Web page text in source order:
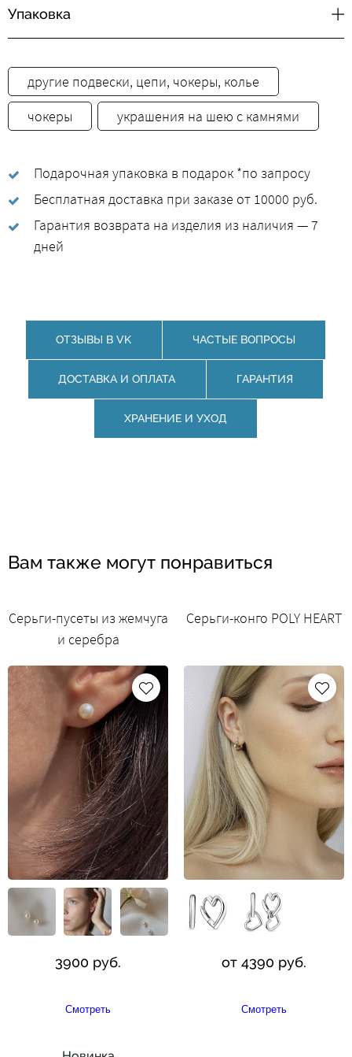
Упаковка
другие подвески, цепи, чокеры, колье
чокеры
украшения на шею с камнями
Подарочная упаковка в подарок *по запросу
Бесплатная доставка при заказе от 10000 руб.
Гарантия возврата на изделия из наличия — 7
дней
ОТЗЫВЫ В VK ЧАСТЫЕ ВОПРОСЫ
ДОСТАВКА И ОПЛАТА ГАРАНТИЯ
ХРАНЕНИЕ И УХОД
Вам также могут понравиться
Серьги-пусеты из жемчуга
и серебра
3900 руб.
Смотреть
Серьги-конго POLY HEART
от 4390 руб.
Смотреть